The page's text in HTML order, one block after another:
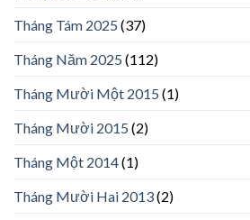
Tháng Tám 2025 (37)
Tháng Năm 2025 (112)
Tháng Mười Một 2015 (1)
Tháng Mười 2015 (2)
Tháng Một 2014(1)
Tháng Mười Hai 2013(2)